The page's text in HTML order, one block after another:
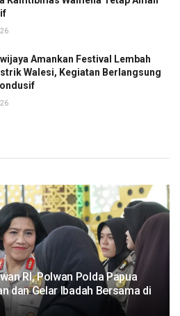
Amankan Festival Lembah
Walesi, Kegiatan Berlangsung
RI, Polwan Polda Papua
dan Gelar Ibadah Bersama di